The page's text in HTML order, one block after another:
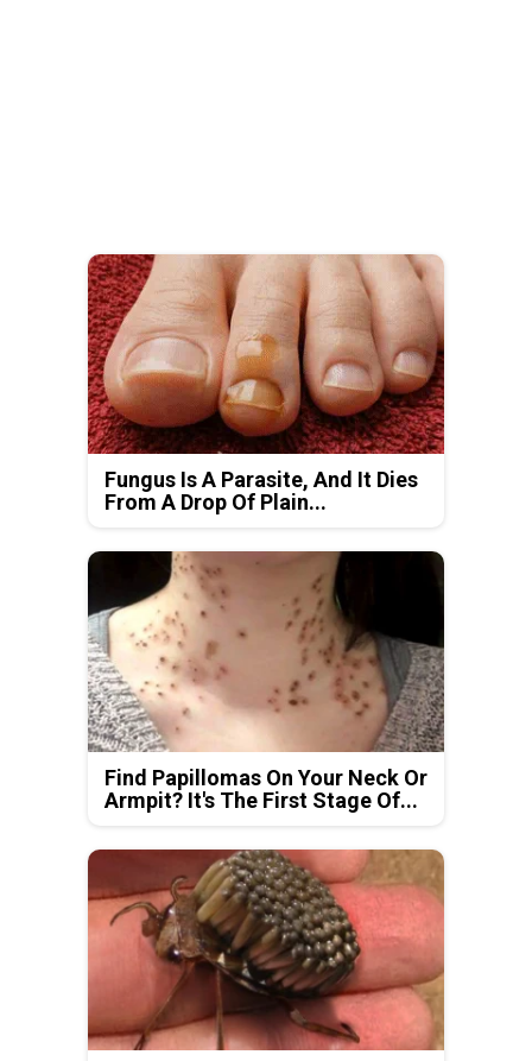
Fungus Is A Parasite, And It Dies
From A Drop Of Plain...
Find Papillomas On Your Neck Or
Armpit? It's The First Stage Of...